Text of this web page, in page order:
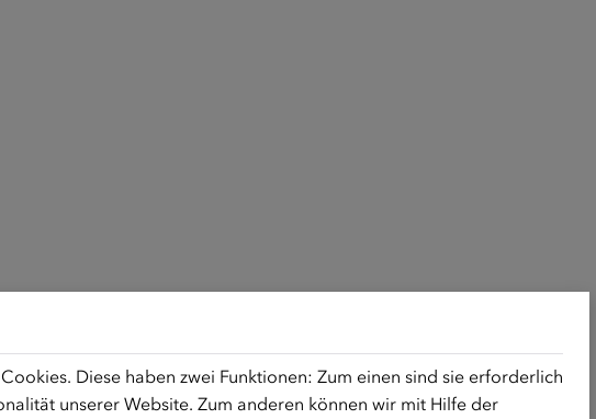
Diese haben zwei Funktionen: Zum einen sind sie erforderlich
unserer Website. Zum anderen können wir mit Hilfe der